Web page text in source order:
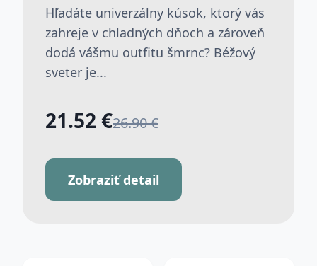
Hľadáte univerzálny kúsok, ktorý vás
zahreje v chladných dňoch a zároveň
dodá vášmu outfitu šmrnc? Béžový
sveter je...
21.52 €26.90 €
Zobraziť detail